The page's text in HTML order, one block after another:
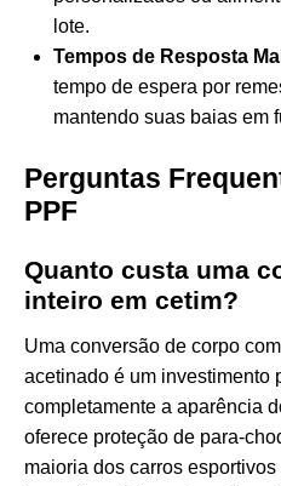
lote.
Tempos de Resposta
tempo de espera por
mantendo suas baias em
Perguntas
PPF
Quanto custa uma
inteiro em cetim?
Uma conversão de corpo
acetinado é um investimento
completamente a aparência
oferece proteção de para-
maioria dos carros